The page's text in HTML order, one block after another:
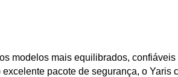
modelos mais equilibrados,
pacote de segurança, o Yaris